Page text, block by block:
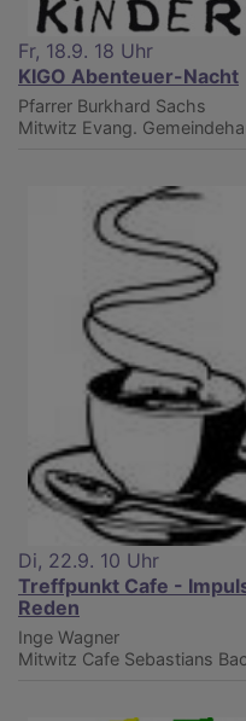
Fr, 18.9. 18 Uhr
KIGO Abenteuer-Nacht
Pfarrer Burkhard Sachs
Mitwitz Evang.
Di, 22.9. 10 Uhr
Treffpunkt Cafe -
Reden
Inge Wagner
Mitwitz Cafe Sebastians